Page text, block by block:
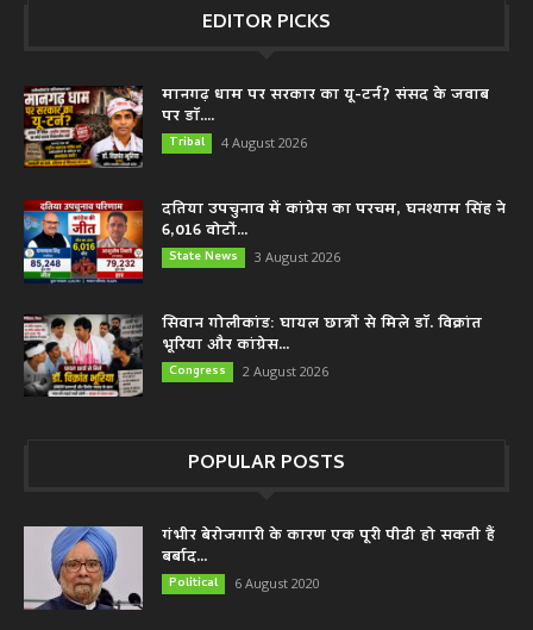
EDITOR PICKS
मानगढ़ धाम पर सरकार का यू-टर्न? संसद के जवाब
पर डॉ....
Tribal 4 August 2026
दतिया उपचुनाव में कांग्रेस का परचम, घनश्याम सिंह ने
6,016 वोटों...
State News 3 August 2026
सिवान गोलीकांड: घायल छात्रों से मिले डॉ. विक्रांत
भूरिया और कांग्रेस...
Congress 2 August 2026
POPULAR POSTS
गंभीर बेरोजगारी के कारण एक पूरी पीढी हो सकती हैं
बर्बाद...
Political 6 August 2020